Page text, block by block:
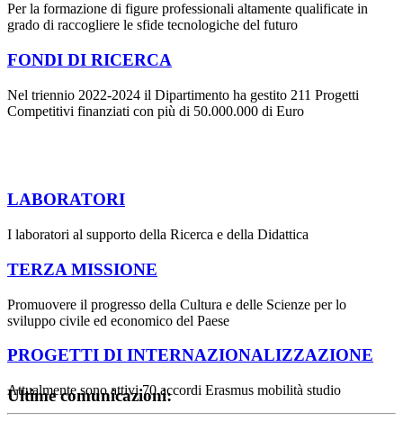
Per la formazione di figure professionali altamente qualificate in
grado di raccogliere le sfide tecnologiche del futuro
FONDI DI RICERCA
Nel triennio 2022-2024 il Dipartimento ha gestito 211 Progetti
Competitivi finanziati con più di 50.000.000 di Euro
LABORATORI
I laboratori al supporto della Ricerca e della Didattica
TERZA MISSIONE
Promuovere il progresso della Cultura e delle Scienze per lo
sviluppo civile ed economico del Paese
PROGETTI DI INTERNAZIONALIZZAZIONE
Attualmente sono attivi 70 accordi Erasmus mobilità studio
Ultime comunicazioni: